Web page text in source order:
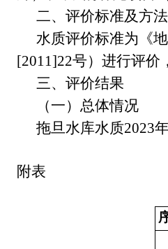
二、评价标准及方法
水质评价标准为《
[2011]22号）进行评价
三、评价结果
（一）总体情况
拖旦水库水质2023年
附表